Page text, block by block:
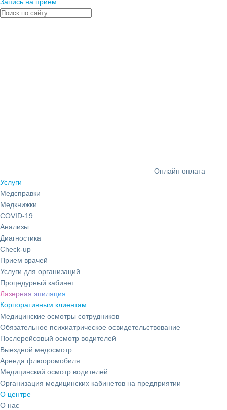
Онлайн оплата
Услуги
Медсправки
Медкнижки
COVID-19
Анализы
Диагностика
Check-up
Прием врачей
Услуги для организаций
Процедурный кабинет
Лазерная эпиляция
Корпоративным клиентам
Медицинские осмотры сотрудников
Обязательное психиатрическое освидетельствование
Послерейсовый осмотр водителей
Выездной медосмотр
Аренда флюоромобиля
Медицинский осмотр водителей
Организация медицинских кабинетов на предприятии
О центре
О нас